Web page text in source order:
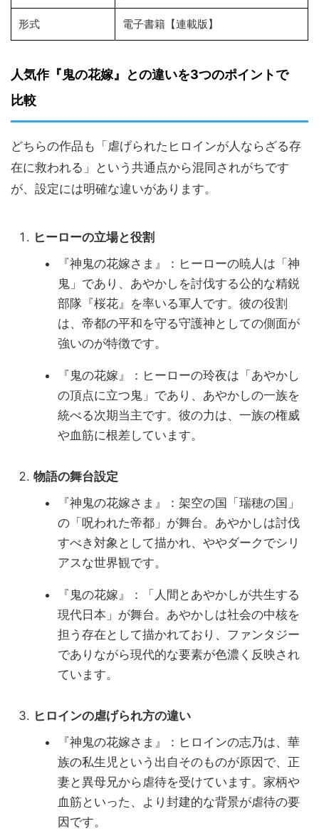
形式 電子書籍【連載版】
人気作『鬼の花嫁』との違いを3つのポイントで
比較
どちらの作品も「虐げられたヒロインが人ならざる存
在に救われる」という共通点から混同されがちです
が、設定には明確な違いがあります。
ヒーローの立場と役割
『神鬼の花嫁さま』：ヒーローの暁人は「神
鬼」であり、あやかしを討伐する公的な精鋭
部隊『桜花』を率いる軍人です。彼の役割
は、帝都の平和を守る守護神としての側面が
強いのが特徴です。
『鬼の花嫁』：ヒーローの玲夜は「あやかし
の頂点に立つ鬼」であり、あやかしの一族を
統べる次期当主です。彼の力は、一族の権威
や血筋に根差しています。
物語の舞台設定
『神鬼の花嫁さま』：架空の国「瑞穂の国」
の「呪われた帝都」が舞台。あやかしは討伐
すべき対象として描かれ、ややダークでシリ
アスな世界観です。
『鬼の花嫁』：「人間とあやかしが共生する
現代日本」が舞台。あやかしは社会の中核を
担う存在として描かれており、ファンタジー
でありながら現代的な要素が色濃く反映され
ています。
ヒロインの虐げられ方の違い
『神鬼の花嫁さま』：ヒロインの志乃は、華
族の私生児という出自そのものが原因で、正
妻と異母兄から虐待を受けています。家柄や
血筋といった、より封建的な背景が虐待の要
因です。